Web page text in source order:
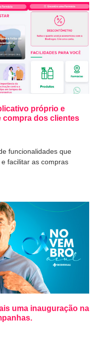
próprio e
compra dos clientes
funcionalidades que
facilitar as compras
uma inauguração na